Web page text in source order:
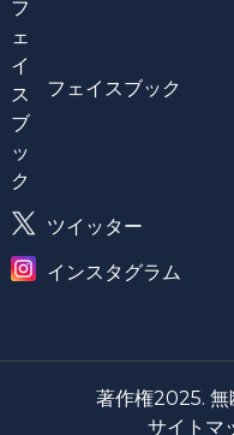
フェイスブック
ツイッター
インスタグラム
著作権2025. 無
サイトマ